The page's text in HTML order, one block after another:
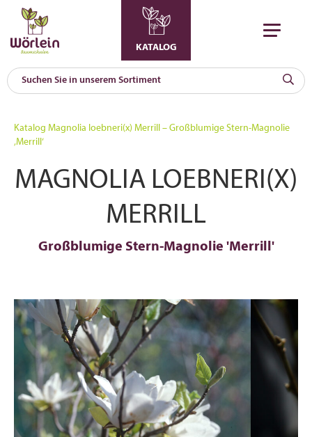
KATALOG
Katalog Magnolia loebneri(x) Merrill – Großblumige Stern-Magnolie
‚Merrill‘
MAGNOLIA LOEBNERI(X)
MERRILL
Großblumige Stern-Magnolie 'Merrill'